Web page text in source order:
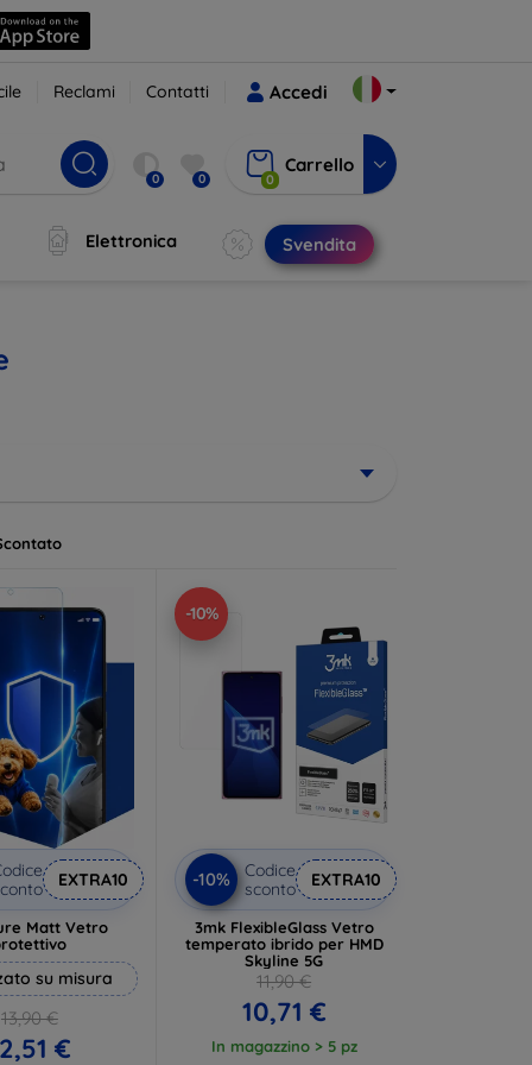
Reclami Contatti Accedi
0 0 0
Carrello
Elettronica Svendita
EXTRA10
Matt Vetro
su misura
13,90 €
€
-10%
-10%
Codice
sconto
EXTRA10
3mk FlexibleGlass Vetro
temperato ibrido per HMD
Skyline 5G
11,90 €
10,71 €
In magazzino > 5 pz